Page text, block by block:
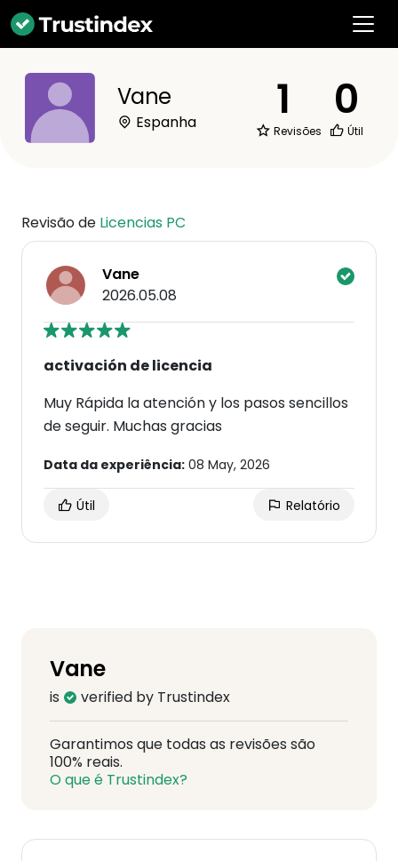
Vane
Espanha 1
Revisões
0
Útil
Revisão de Licencias PC
Vane
2026.05.08
activación de licencia
Muy Rápida la atención y los pasos sencillos
de seguir. Muchas gracias
Data da experiência: 08 May, 2026
Útil Relatório
Vane
is verified by Trustindex
Garantimos que todas as revisões são
100% reais.
O que é Trustindex?